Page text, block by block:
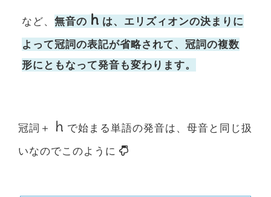
など、無音の h は、エリズィオンの決まりに
よって冠詞の表記が省略されて、冠詞の複数
形にともなって発音も変わります。
冠詞＋ h で始まる単語の発音は、母音と同じ扱
いなのでこのように